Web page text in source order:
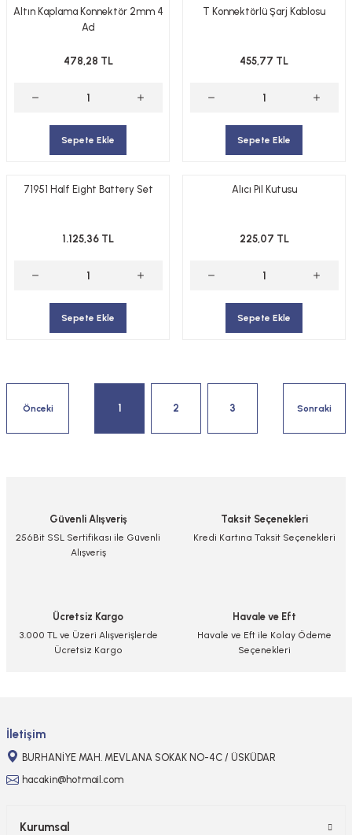
Altın Kaplama Konnektör 2mm 4
Ad
478,28 TL
Sepete Ekle
T Konnektörlü Şarj Kablosu
455,77 TL
Sepete Ekle
71951 Half Eight Battery Set
1.125,36 TL
Sepete Ekle
Alıcı Pil Kutusu
225,07 TL
Sepete Ekle
1 2 3
Güvenli Alışveriş
256Bit SSL Sertifikası ile Güvenli
Alışveriş
Taksit Seçenekleri
Kredi Kartına Taksit Seçenekleri
Ücretsiz Kargo
3.000 TL ve Üzeri Alışverişlerde
Ücretsiz Kargo
Havale ve Eft
Havale ve Eft ile Kolay Ödeme
Seçenekleri
İletişim
BURHANİYE MAH. MEVLANA SOKAK NO-4C / ÜSKÜDAR
hacakin@hotmail.com
Kurumsal